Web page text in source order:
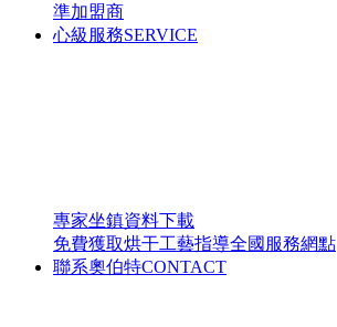
準加盟商
心級服務SERVICE
專家坐鎮資料下載
免費獲取烘干工藝指導全國服務網點
聯系奧伯特CONTACT